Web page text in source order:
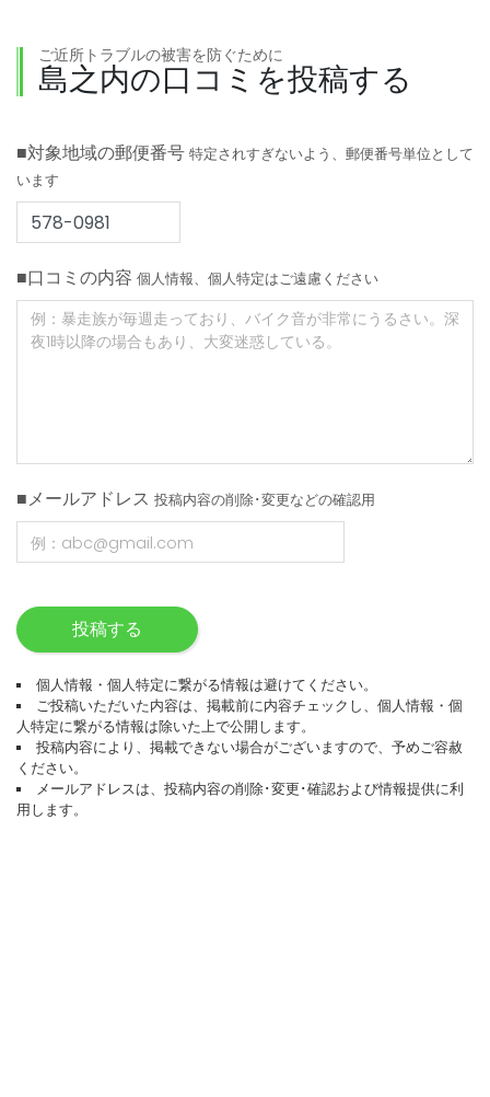
ご近所トラブルの被害を防ぐために
島之内の口コミを投稿する
■対象地域の郵便番号 特定されすぎないよう、郵便番号単位として
います
■口コミの内容 個人情報、個人特定はご遠慮ください
■メールアドレス 投稿内容の削除･変更などの確認用
投稿する
個人情報・個人特定に繋がる情報は避けてください。
ご投稿いただいた内容は、掲載前に内容チェックし、個人情報・個
人特定に繋がる情報は除いた上で公開します。
投稿内容により、掲載できない場合がございますので、予めご容赦
ください。
メールアドレスは、投稿内容の削除･変更･確認および情報提供に利
用します。